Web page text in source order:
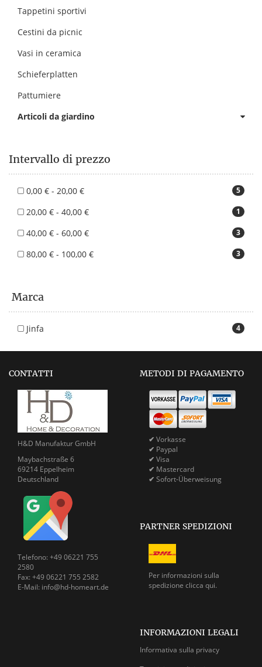
Tappetini sportivi
Cestini da picnic
Vasi in ceramica
Schieferplatten
Pattumiere
Articoli da giardino
Intervallo di prezzo
5
0,00 € - 20,00 €
1
20,00 € - 40,00 €
3
40,00 € - 60,00 €
3
80,00 € - 100,00 €
Marca
4
Jinfa
CONTATTI
H&D Manufaktur GmbH
Maybachstraße 6
69214 Eppelheim
Deutschland
Telefono: +49 06221 755
2580
Fax: +49 06221 755 2582
E-Mail: info@hd-homeart.de
METODI DI PAGAMENTO
✔ Vorkasse
✔ Paypal
✔ Visa
✔ Mastercard
✔ Sofort-Überweisung
PARTNER SPEDIZIONI
Per informazioni sulla
spedizione clicca qui.
INFORMAZIONI LEGALI
Informativa sulla privacy